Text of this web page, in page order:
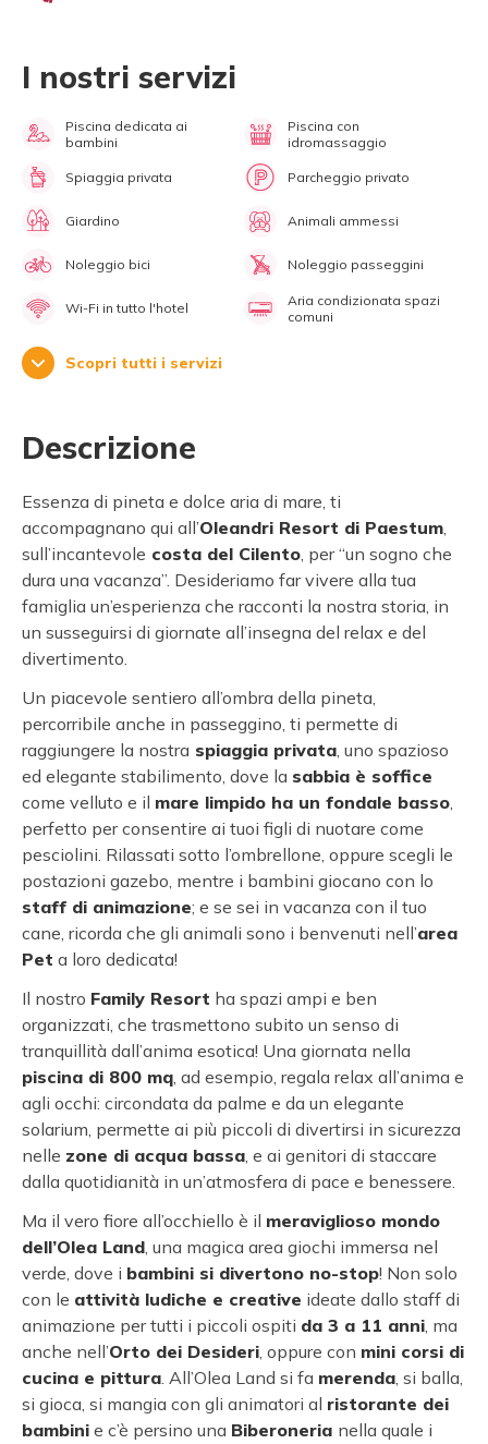
I nostri servizi
Piscina dedicata ai
bambini
Piscina con
idromassaggio
Spiaggia privata Parcheggio privato
Giardino Animali ammessi
Noleggio bici Noleggio passeggini
Wi-Fi in tutto l'hotel
Aria condizionata spazi
comuni
Scopri tutti i servizi
Descrizione
Essenza di pineta e dolce aria di mare, ti
accompagnano qui all’Oleandri Resort di Paestum,
sull’incantevole costa del Cilento, per “un sogno che
dura una vacanza”. Desideriamo far vivere alla tua
famiglia un’esperienza che racconti la nostra storia, in
un susseguirsi di giornate all’insegna del relax e del
divertimento.
Un piacevole sentiero all’ombra della pineta,
percorribile anche in passeggino, ti permette di
raggiungere la nostra spiaggia privata, uno spazioso
ed elegante stabilimento, dove la sabbia è soffice
come velluto e il mare limpido ha un fondale basso,
perfetto per consentire ai tuoi figli di nuotare come
pesciolini. Rilassati sotto l’ombrellone, oppure scegli le
postazioni gazebo, mentre i bambini giocano con lo
staff di animazione; e se sei in vacanza con il tuo
cane, ricorda che gli animali sono i benvenuti nell’area
Pet a loro dedicata!
Il nostro Family Resort ha spazi ampi e ben
organizzati, che trasmettono subito un senso di
tranquillità dall’anima esotica! Una giornata nella
piscina di 800 mq, ad esempio, regala relax all’anima e
agli occhi: circondata da palme e da un elegante
solarium, permette ai più piccoli di divertirsi in sicurezza
nelle zone di acqua bassa, e ai genitori di staccare
dalla quotidianità in un’atmosfera di pace e benessere.
Ma il vero fiore all’occhiello è il meraviglioso mondo
dell’Olea Land, una magica area giochi immersa nel
verde, dove i bambini si divertono no-stop! Non solo
con le attività ludiche e creative ideate dallo staff di
animazione per tutti i piccoli ospiti da 3 a 11 anni, ma
anche nell’Orto dei Desideri, oppure con mini corsi di
cucina e pittura. All’Olea Land si fa merenda, si balla,
si gioca, si mangia con gli animatori al ristorante dei
bambini e c’è persino una Biberoneria nella quale i